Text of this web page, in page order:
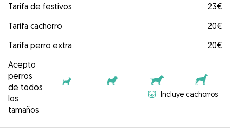
Tarifa de festivos
23€
Tarifa cachorro
20€
Tarifa perro extra
20€
Acepto
perros
de todos
los
tamaños
Incluye cachorros